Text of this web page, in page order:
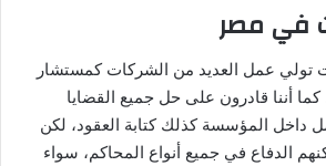
في مصر
تولي عمل العديد من الشركات كمستشار
أننا قادرون على حل جميع القضايا
داخل المؤسسة كذلك كتابة العقود، لكن
الدفاع في جميع أنواع المحاكم، سواء